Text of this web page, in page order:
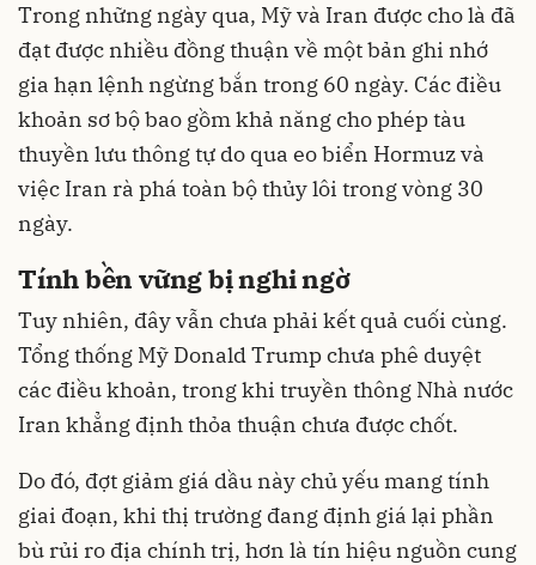
Trong những ngày qua, Mỹ và Iran được cho là đã
đạt được nhiều đồng thuận về một bản ghi nhớ
gia hạn lệnh ngừng bắn trong 60 ngày. Các điều
khoản sơ bộ bao gồm khả năng cho phép tàu
thuyền lưu thông tự do qua eo biển Hormuz và
việc Iran rà phá toàn bộ thủy lôi trong vòng 30
ngày.
Tính bền vững bị nghi ngờ
Tuy nhiên, đây vẫn chưa phải kết quả cuối cùng.
Tổng thống Mỹ Donald Trump chưa phê duyệt
các điều khoản, trong khi truyền thông Nhà nước
Iran khẳng định thỏa thuận chưa được chốt.
Do đó, đợt giảm giá dầu này chủ yếu mang tính
giai đoạn, khi thị trường đang định giá lại phần
bù rủi ro địa chính trị, hơn là tín hiệu nguồn cung